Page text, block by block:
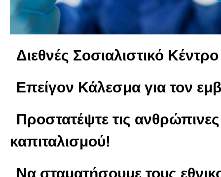
Διεθνές Σοσιαλιστικό
Επείγον Κάλεσμα για τον
Προστατέψτε τις
καπιταλισμού!
Να σταματήσουμε τους